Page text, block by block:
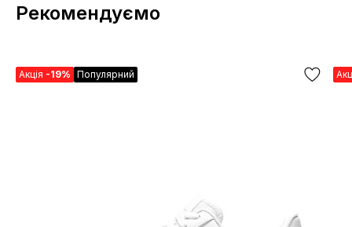
Рекомендуємо
Акція -19% Популярний